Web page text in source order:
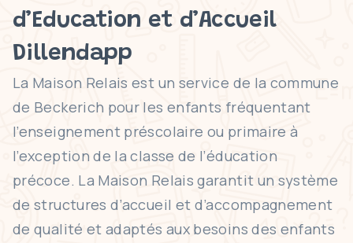
d’Education et d’Accueil
Dillendapp
La Maison Relais est un service de la commune
de Beckerich pour les enfants fréquentant
l’enseignement préscolaire ou primaire à
l’exception de la classe de l’éducation
précoce. La Maison Relais garantit un système
de structures d’accueil et d’accompagnement
de qualité et adaptés aux besoins des enfants